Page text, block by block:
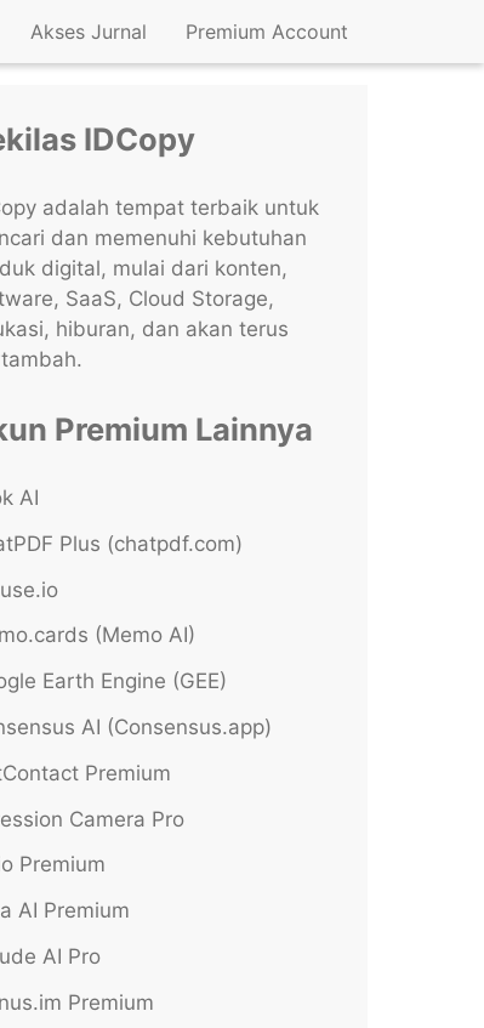
Akses Jurnal Premium Account
IDCopy
adalah tempat terbaik untuk
dan memenuhi kebutuhan
digital, mulai dari konten,
SaaS, Cloud Storage,
hiburan, dan akan terus
Premium Lainnya
AI
Plus (chatpdf.com)
(Memo AI)
Earth Engine (GEE)
AI (Consensus.app)
Premium
Camera Pro
Premium
AI Premium
AI Pro
Premium